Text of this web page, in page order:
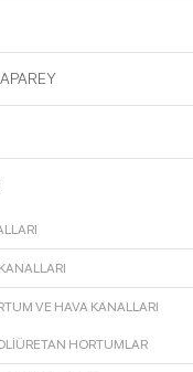
VE HAVA KANALLARI
HORTUMLAR